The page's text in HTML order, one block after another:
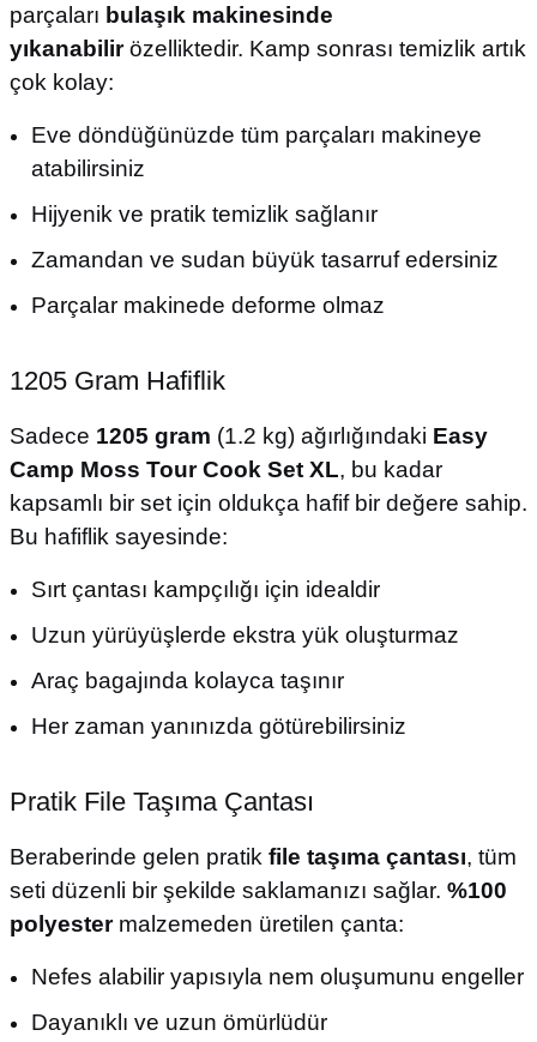
parçaları bulaşık makinesinde
yıkanabilirözelliktedir. Kamp sonrası temizlik artık
çok kolay:
Eve döndüğünüzde tüm parçaları makineye
atabilirsiniz
Hijyenik ve pratik temizlik sağlanır
Zamandan ve sudan büyük tasarruf edersiniz
Parçalar makinede deforme olmaz
1205 Gram Hafiflik
Sadece 1205 gram (1.2 kg) ağırlığındaki Easy
Camp Moss Tour Cook Set XL, bu kadar
kapsamlı bir set için oldukça hafif bir değere sahip.
Bu hafiflik sayesinde:
Sırt çantası kampçılığı için idealdir
Uzun yürüyüşlerde ekstra yük oluşturmaz
Araç bagajında kolayca taşınır
Her zaman yanınızda götürebilirsiniz
Pratik File Taşıma Çantası
Beraberinde gelen pratik file taşıma çantası, tüm
seti düzenli bir şekilde saklamanızı sağlar. %100
polyestermalzemeden üretilen çanta:
Nefes alabilir yapısıyla nem oluşumunu engeller
Dayanıklı ve uzun ömürlüdür